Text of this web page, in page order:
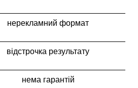
нерекламний формат
відстрочка результату
нема гарантій